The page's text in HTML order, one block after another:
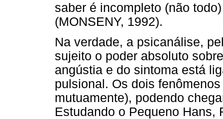
saber é incompleto (não
(MONSENY, 1992).
Na verdade, a psicanálise,
sujeito o poder absoluto
angústia e do sintoma está
pulsional. Os dois
mutuamente), podendo
Estudando o Pequeno Hans,